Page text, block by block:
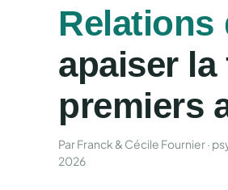
Relations
apaiser
premiers
Par Franck & Cécile Fournier ·
2026